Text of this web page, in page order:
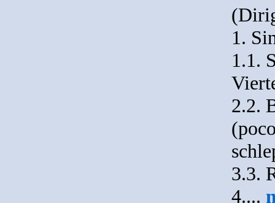
1.
1.1.
2.2.
3.3.
4....